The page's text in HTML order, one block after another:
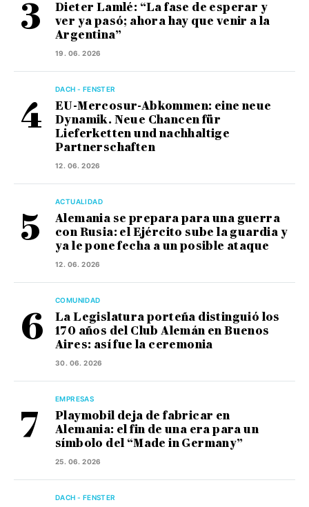
Dieter Lamlé: “La fase de esperar y
ver ya pasó; ahora hay que venir a la
Argentina”
19. 06. 2026
DACH - FENSTER
EU-Mercosur-Abkommen: eine neue
Dynamik. Neue Chancen für
Lieferketten und nachhaltige
Partnerschaften
12. 06. 2026
ACTUALIDAD
Alemania se prepara para una guerra
con Rusia: el Ejército sube la guardia y
ya le pone fecha a un posible ataque
12. 06. 2026
COMUNIDAD
La Legislatura porteña distinguió los
170 años del Club Alemán en Buenos
Aires: así fue la ceremonia
30. 06. 2026
EMPRESAS
Playmobil deja de fabricar en
Alemania: el fin de una era para un
símbolo del “Made in Germany”
25. 06. 2026
DACH - FENSTER